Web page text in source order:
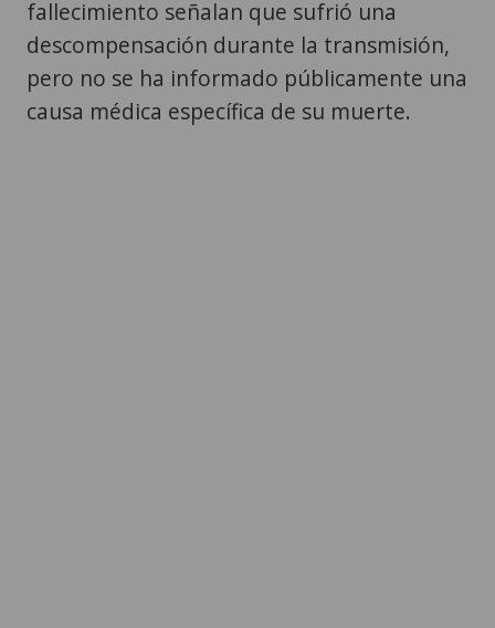
fallecimiento señalan que sufrió una
descompensación durante la transmisión,
pero no se ha informado públicamente una
causa médica específica de su muerte.